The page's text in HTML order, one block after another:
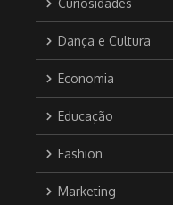
Curiosidades
Dança e Cultura
Economia
Educação
Fashion
Marketing